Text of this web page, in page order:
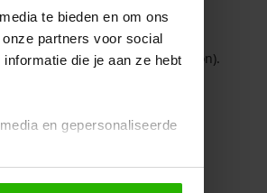
te bieden en om ons
partners voor social
die je aan ze hebt
en gepersonaliseerde
console for more information).